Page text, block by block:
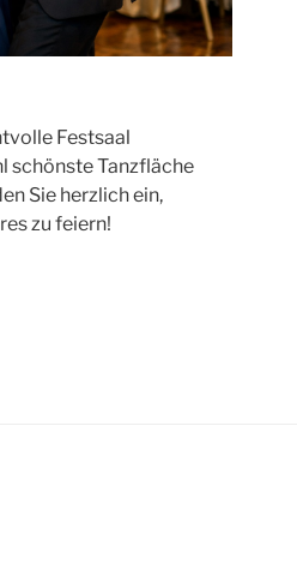
Festsaal
schönste Tanzfläche
Sie herzlich ein,
zu feiern!